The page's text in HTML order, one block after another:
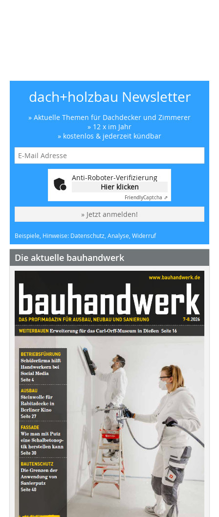
dach+holzbau Newsletter
» Aktuelle Themen für Dachdecker und Zimmerer
» 12 x im Jahr
» kostenlos & jederzeit kündbar
Anti-Roboter-Verifizierung
Hier klicken
FriendlyCaptcha ⇗
» Jetzt anmelden!
Beispiele, Hinweise: Datenschutz, Analyse, Widerruf
Die aktuelle bauhandwerk